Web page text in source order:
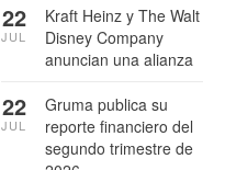
Kraft Heinz y The Walt
Disney Company
anuncian una alianza
22
JUL
Gruma publica su
reporte financiero del
segundo trimestre de
22
JUL